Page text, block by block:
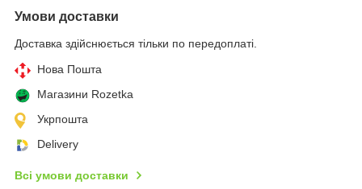
Умови доставки
Доставка здійснюється тільки по передоплаті.
Нова Пошта
Магазини Rozetka
Укрпошта
Delivery
Всі умови доставки